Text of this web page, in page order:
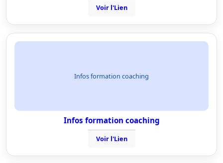
Voir l'Lien
Infos formation coaching
Infos formation coaching
Voir l'Lien